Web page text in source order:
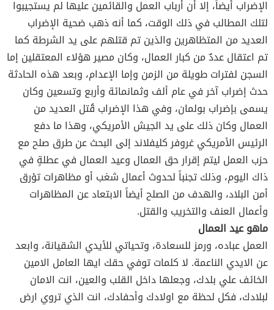
الإضراب أيضاً، إلا أن أرباب العمل والقائمين عليها لم يستجيبوا
لتلك المطالب في ذلك الوقت، كما أنه ذهب ضحية الإضراب
العديد من المتظاهرين والذين تم قتلهم على يد الشرطة كما
تم اعتقال عددٌ من كبار العمال، وكان مصير هؤلاء المعتقلين إما
السجن لفترات طويلة من الزمن وإما الإعدام، وبعد هذه الحادثة
حدث إضراب آخر في عام ألف وثمانمائة وأربع وتسعين وكان
يسمى بإضراب بولمان، وفي هذا الإضراب قُتل العديد من
العمال وكان ذلك على يد الجيش الأمريكي، وهذا ما دفع
الرئيس الأمريكي غروفر كليفلاند إلى البحث عن طرق صلح مع
حزب العمل ليتم إقرار حق العمال وعيد العمال في عطلةٍ في
ذاك اليوم، وذلك تجنباً لحدوث أعمال شغب أو مظاهرات تؤرق
أمن البلاد، والهدف من الصلح أيضاً الابتعاد عن المظاهرات
وأعمال العنف والتخريب والقتل.
ماهو عيد العمال
العمل عباده، ورمز للسعادة، وتحياتي للأيدي الشقيانة، وابعد
عن الايدي الناعمة. لا كلمات توفي حقك ايها العامل الامين
الخائف علي بلدك، وجعلها داخل القلب والعين، انت الامان
لبلادك، فكل لحظة مع اولادك وأحفادك، انت الذي تروي ارض